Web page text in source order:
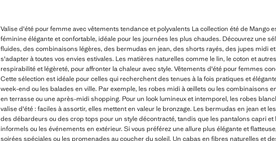
Valise d'été pour femme avec vêtements tendance et polyvalents La collection été de Mango
féminine élégante et confortable, idéale pour les journées les plus chaudes. Découvrez une
fluides, des combinaisons légères, des bermudas en jean, des shorts rayés, des jupes midi
s'adapter à toutes vos envies estivales. Les matières naturelles comme le lin, le coton et
respirabilité et légèreté, pour affronter la chaleur avec style. Vêtements d'été pour femmes
Cette sélection est idéale pour celles qui recherchent des tenues à la fois pratiques et
week-end ou les balades en ville. Par exemple, les robes midi à œillets ou les combinaisons
en terrasse ou une après-midi shopping. Pour un look lumineux et intemporel, les robes
valise d'été : faciles à assortir, elles mettent en valeur le bronzage. Les bermudas en jean et
des débardeurs ou des crop tops pour un style décontracté, tandis que les pantalons capri
informels ou les événements en extérieur. Si vous préférez une allure plus élégante et
soirées spéciales ou les promenades au coucher du soleil. Un cabas en fibres naturelles et